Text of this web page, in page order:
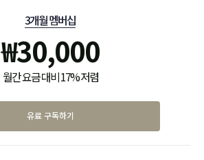
3개월 멤버십
₩30,000
월간 요금 대비 17% 저렴
유료 구독하기